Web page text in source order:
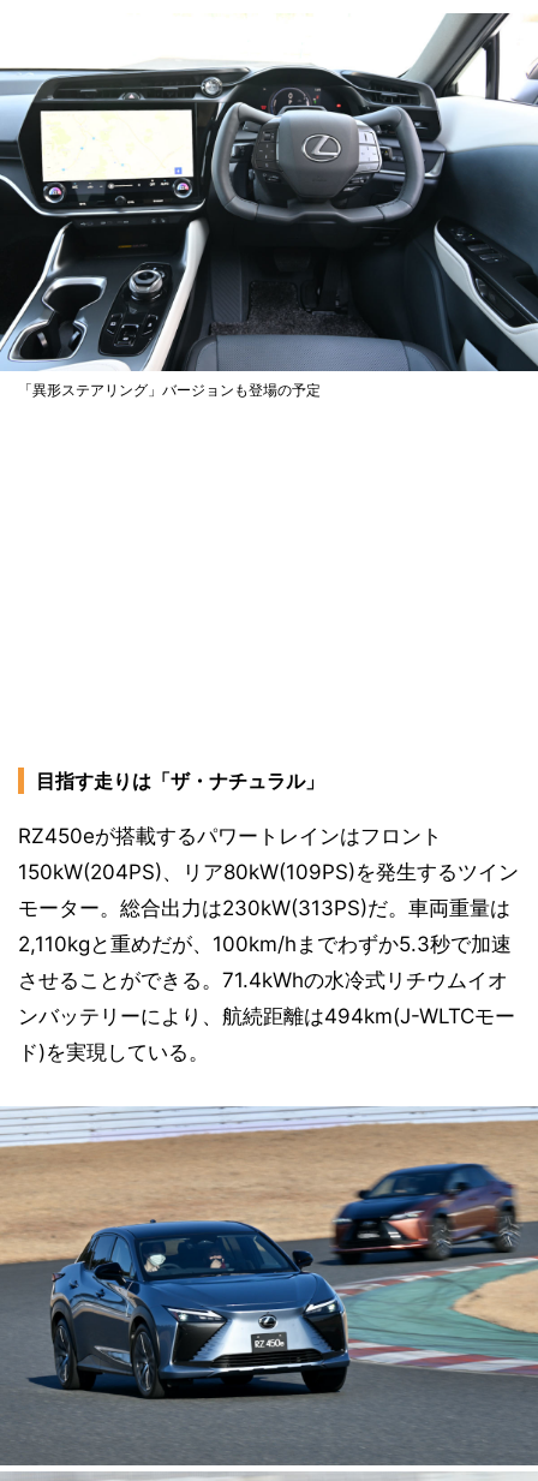
「異形ステアリング」バージョンも登場の予定
目指す走りは「ザ・ナチュラル」
RZ450eが搭載するパワートレインはフロント
150kW(204PS)、リア80kW(109PS)を発生するツイン
モーター。総合出力は230kW(313PS)だ。車両重量は
2,110kgと重めだが、100km/hまでわずか5.3秒で加速
させることができる。71.4kWhの水冷式リチウムイオ
ンバッテリーにより、航続距離は494km(J-WLTCモー
ド)を実現している。